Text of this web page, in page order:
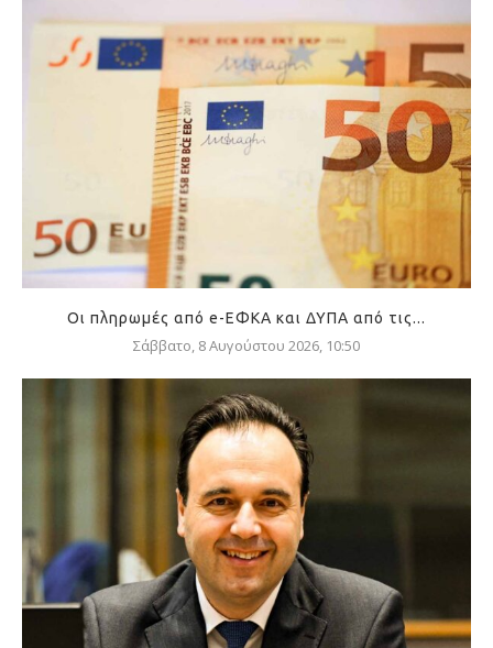
Οι πληρωμές από e-ΕΦΚΑ και ΔΥΠΑ από τις...
Σάββατο, 8 Αυγούστου 2026, 10:50